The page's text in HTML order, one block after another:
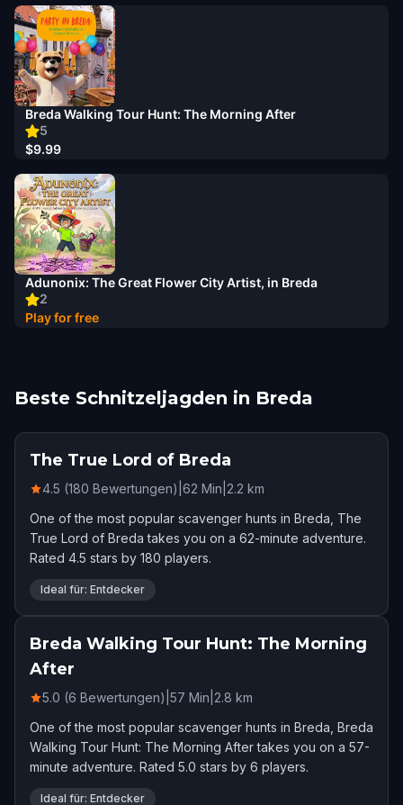
5
Breda Walking Tour Hunt: The Morning After
$9.99
2
Adunonix: The Great Flower City Artist, in Breda
Play for free
Beste Schnitzeljagden in Breda
The True Lord of Breda
4.5 (180 Bewertungen) 62 Min 2.2 km
One of the most popular scavenger hunts in Breda, The
True Lord of Breda takes you on a 62-minute adventure.
Rated 4.5 stars by 180 players.
Ideal für: Entdecker
Breda Walking Tour Hunt: The Morning
After
5.0 (6 Bewertungen) 57 Min 2.8 km
One of the most popular scavenger hunts in Breda, Breda
Walking Tour Hunt: The Morning After takes you on a 57-
minute adventure. Rated 5.0 stars by 6 players.
Ideal für: Entdecker